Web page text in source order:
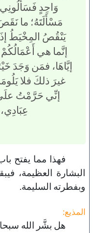
وَاحِدٍ
مَسْأَلَتَهُ؛ ما
يَنْقُصُ المِخْيَطُ
إنَّما هي
إيَّاهَا، فمَن وَجَدَ
غيرَ ذلكَ فلا
إنِّي حَرَّمْتُ
فهذا مما يفتح
البشارة العظيمة،
وبفطرته السليمة.
المذيع:
هل بشَّر الله